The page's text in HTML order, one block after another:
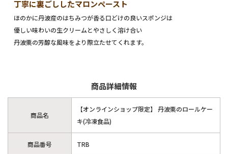
丁寧に裏ごししたマロンペースト
ほのかに丹波産のはちみつが香る口どけの良いスポンジは
優しい味わいの生クリームとやさしく溶け合い
丹波栗の芳醇な風味をより際立たせてくれます。
商品詳細情報
商品名
【オンラインショップ限定】 丹波栗のロールケー
キ(冷凍食品)
商品番号 TRB